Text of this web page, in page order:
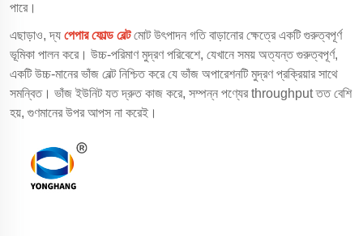
পারে।
এছাড়াও, দ্য পেপার ফোল্ড বেল্টমোট উৎপাদন গতি বাড়ানোর ক্ষেত্রে একটি গুরুত্বপূর্ণ
ভূমিকা পালন করে। উচ্চ-পরিমাণ মুদ্রণ পরিবেশে, যেখানে সময় অত্যন্ত গুরুত্বপূর্ণ,
একটি উচ্চ-মানের ভাঁজ বেল্ট নিশ্চিত করে যে ভাঁজ অপারেশনটি মুদ্রণ প্রক্রিয়ার সাথে
সমন্বিত। ভাঁজ ইউনিট যত দ্রুত কাজ করে, সম্পন্ন পণ্যের throughput তত বেশি
হয়, গুণমানের উপর আপস না করেই।